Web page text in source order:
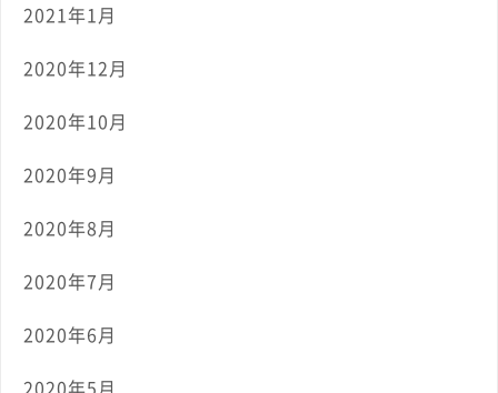
2021年1月
2020年12月
2020年10月
2020年9月
2020年8月
2020年7月
2020年6月
2020年5月